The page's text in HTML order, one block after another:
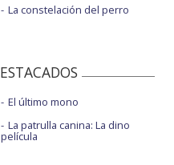
La constelación del perro
El último mono
La patrulla canina: La dino
película